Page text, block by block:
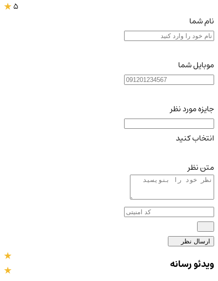
5
نام شما
موبایل شما
جایزه مورد نظر
انتخاب کنید
متن نظر
ارسال نظر
ویدئو رسانه